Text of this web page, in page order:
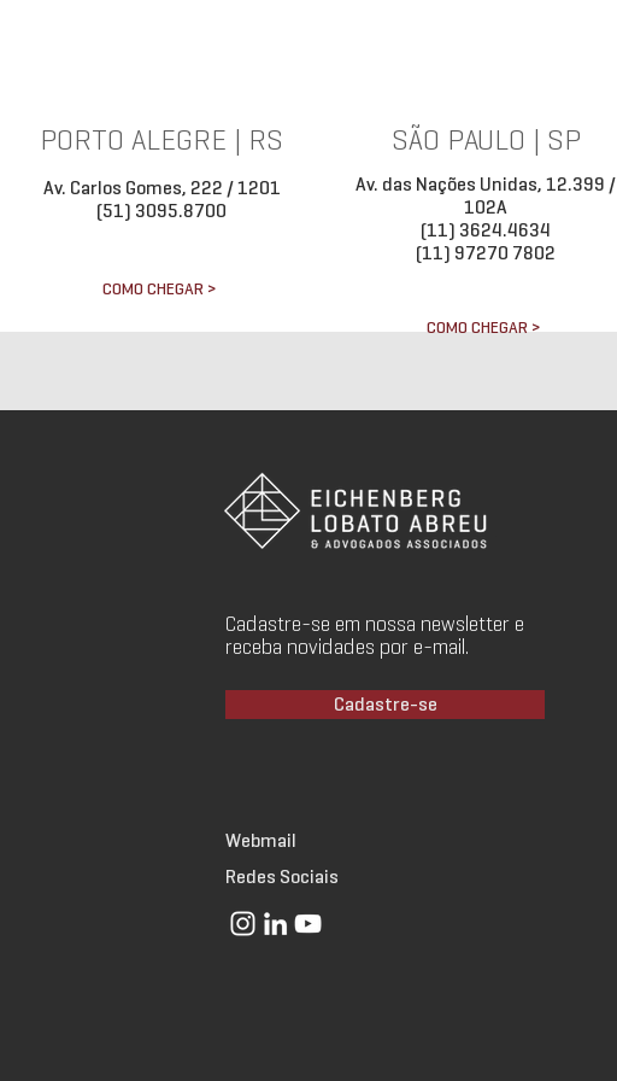
PORTO ALEGRE | RS
Av. Carlos Gomes, 222 / 1201
(51) 3095.8700
COMO CHEGAR >
SÃO PAULO | SP
Av. das Nações Unidas, 12.399 /
102A
(11) 3624.4634
(11) 97270 7802
COMO CHEGAR >
Cadastre-se em nossa newsletter e
receba novidades por e-mail.
Cadastre-se
Webmail
Redes Sociais